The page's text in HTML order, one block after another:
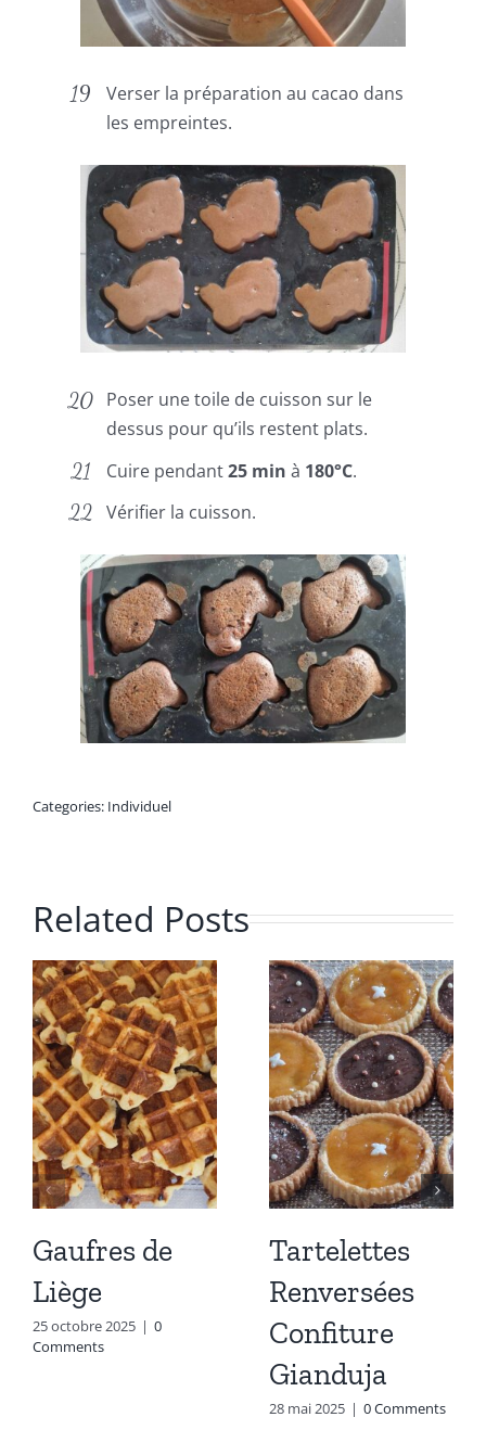
Verser la préparation au cacao dans
les empreintes.
Poser une toile de cuisson sur le
dessus pour qu’ils restent plats.
Cuire pendant25 min à 180°C.
Vérifier la cuisson.
Categories: Individuel
Related Posts
Gaufres de
Liège
25 octobre 2025 | 0
Comments
Tartelettes
Renversées
Confiture
Gianduja
28 mai 2025 | 0 Comments